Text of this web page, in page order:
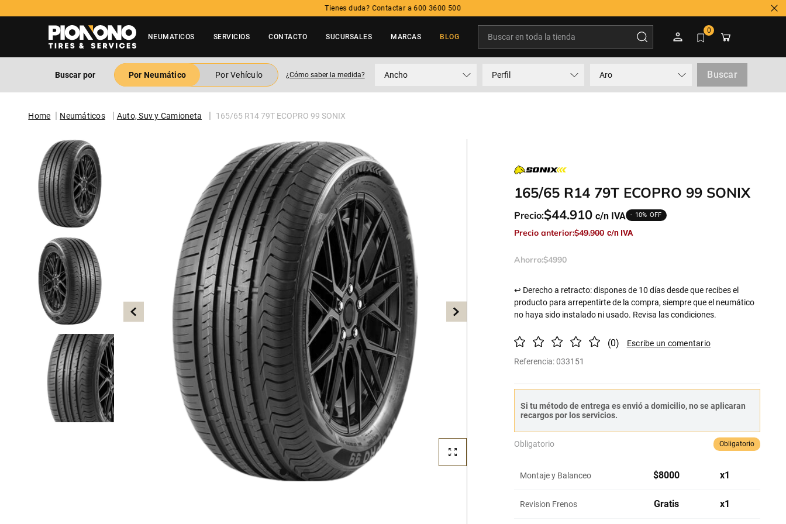
NEUMATICOS SERVICIOS CONTACTO SUCURSALES MARCAS BLOG
0
Buscar por Por Neumático Por Vehículo ¿Cómo saber la medida? Ancho Perfil Aro Buscar
Neumáticos Auto, Suv y Camioneta 165/65 R14 79T ECOPRO 99 SONIX
165/65 R14 79T ECOPRO 99 SONIX
Precio:$44.910 10%
Precio anterior:$49.900
Ahorro:$4990
↩ Derecho a retracto: dispones de 10 días desde que recibes el
producto para arrepentirte de la compra, siempre que el neumático
no haya sido instalado ni usado. Revisa las condiciones.
(0)
Referencia:033151
Si tu método de entrega es envió a domicilio, no se aplicaran
recargos por los servicios.
Obligatorio Obligatorio
Montaje y Balanceo $8000 x1
Revision Frenos Gratis x1
TÉRMINOS MÁS BUSCADOS
. neumatico
3 . 195
235
5. 245